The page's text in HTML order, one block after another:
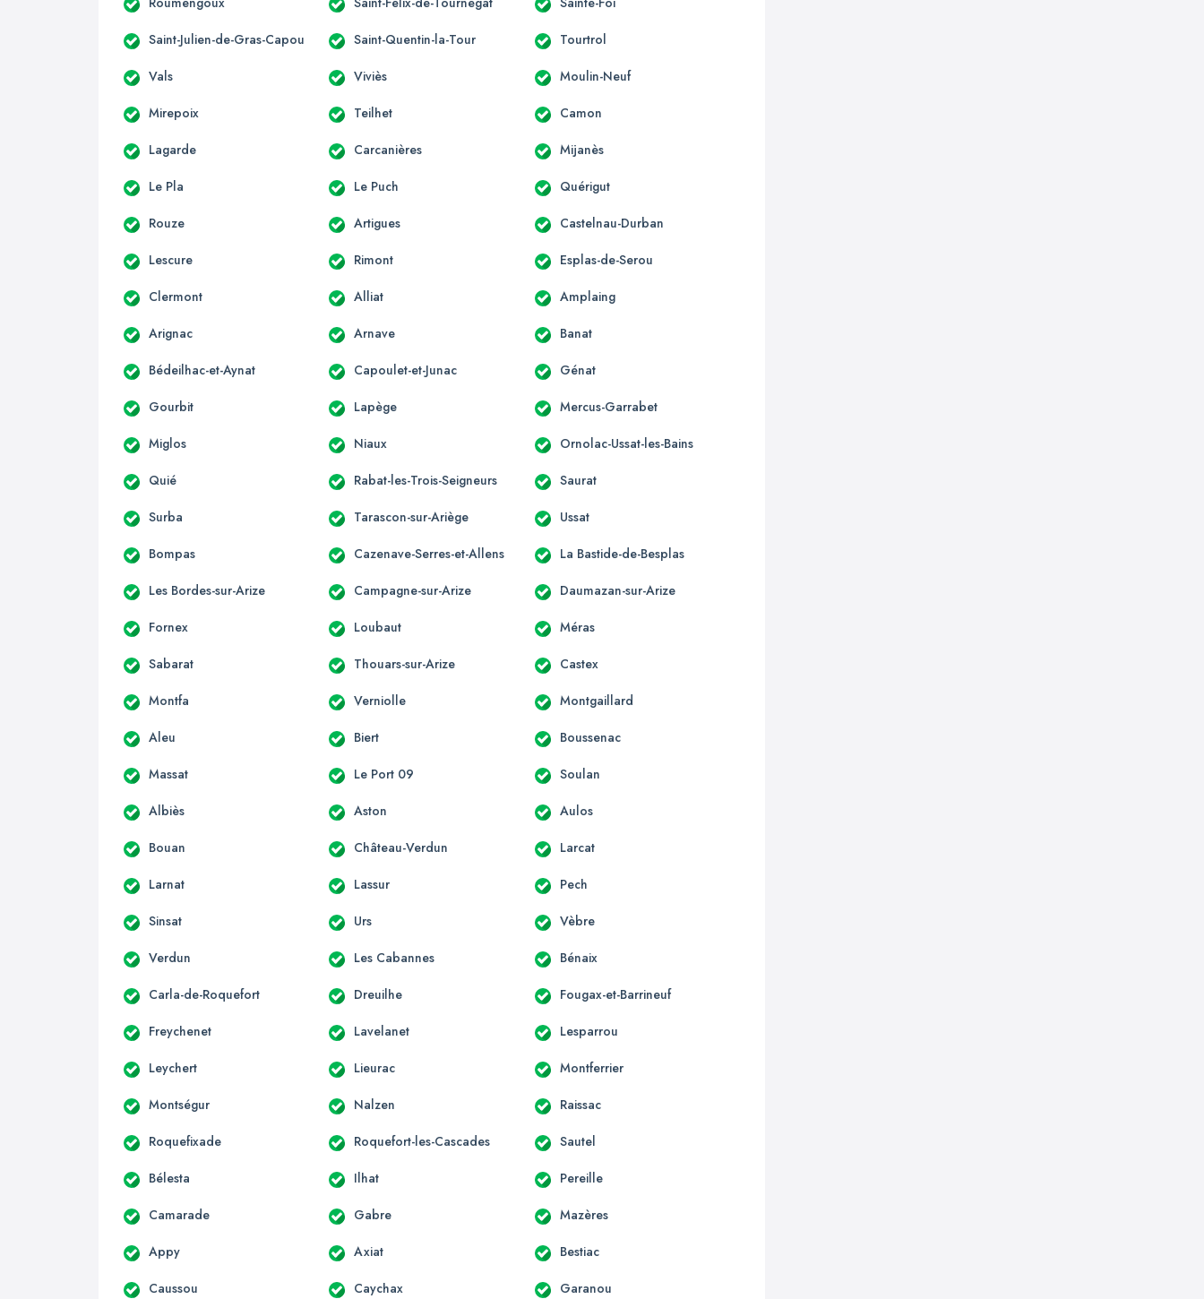
Saint-Julien-de-Gras-Capou Saint-Quentin-la-Tour Tourtrol
Vals Viviès Moulin-Neuf
Mirepoix Teilhet Camon
Lagarde Carcanières Mijanès
Le Pla Le Puch Quérigut
Rouze Artigues Castelnau-Durban
Lescure Rimont Esplas-de-Serou
Clermont Alliat Amplaing
Arignac Arnave Banat
Bédeilhac-et-Aynat Capoulet-et-Junac Génat
Gourbit Lapège Mercus-Garrabet
Miglos Niaux Ornolac-Ussat-les-Bains
Quié Rabat-les-Trois-Seigneurs Saurat
Surba Tarascon-sur-Ariège Ussat
Bompas Cazenave-Serres-et-Allens La Bastide-de-Besplas
Les Bordes-sur-Arize Campagne-sur-Arize Daumazan-sur-Arize
Fornex Loubaut Méras
Sabarat Thouars-sur-Arize Castex
Montfa Verniolle Montgaillard
Aleu Biert Boussenac
Massat Le Port 09 Soulan
Albiès Aston Aulos
Bouan Château-Verdun Larcat
Larnat Lassur Pech
Sinsat Urs Vèbre
Verdun Les Cabannes Bénaix
Carla-de-Roquefort Dreuilhe Fougax-et-Barrineuf
Freychenet Lavelanet Lesparrou
Leychert Lieurac Montferrier
Montségur Nalzen Raissac
Roquefixade Roquefort-les-Cascades Sautel
Bélesta Ilhat Pereille
Camarade Gabre Mazères
Appy Axiat Bestiac
Caussou Caychax Garanou